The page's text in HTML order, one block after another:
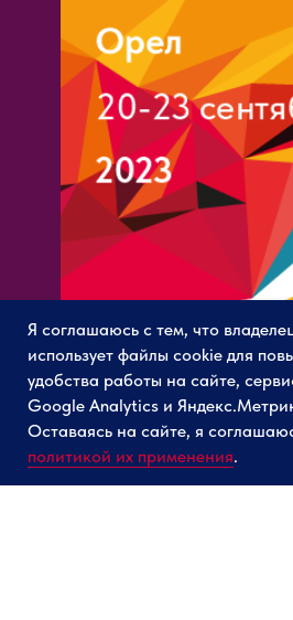
Я соглашаюсь с тем, что
использует файлы cookie для
удобства работы на сайте,
Google Analytics и
Оставаясь на сайте, я
политикой их применения.